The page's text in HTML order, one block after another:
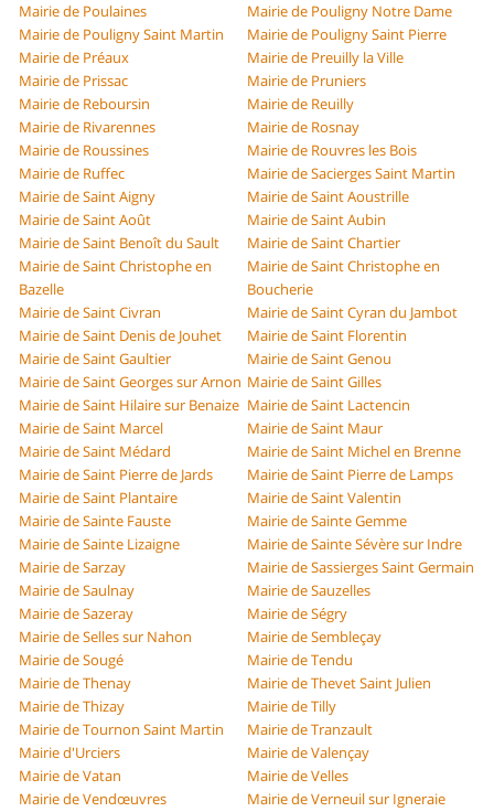
Mairie de Poulaines
Mairie de Pouligny Notre Dame
Mairie de Pouligny Saint Martin
Mairie de Pouligny Saint Pierre
Mairie de Préaux
Mairie de Preuilly la Ville
Mairie de Prissac
Mairie de Pruniers
Mairie de Reboursin
Mairie de Reuilly
Mairie de Rivarennes
Mairie de Rosnay
Mairie de Roussines
Mairie de Rouvres les Bois
Mairie de Ruffec
Mairie de Sacierges Saint Martin
Mairie de Saint Aigny
Mairie de Saint Aoustrille
Mairie de Saint Août
Mairie de Saint Aubin
Mairie de Saint Benoît du Sault
Mairie de Saint Chartier
Mairie de Saint Christophe en
Bazelle
Mairie de Saint Christophe en
Boucherie
Mairie de Saint Civran
Mairie de Saint Cyran du Jambot
Mairie de Saint Denis de Jouhet
Mairie de Saint Florentin
Mairie de Saint Gaultier
Mairie de Saint Genou
Mairie de Saint Georges sur Arnon Mairie de Saint Gilles
Mairie de Saint Hilaire sur Benaize Mairie de Saint Lactencin
Mairie de Saint Marcel
Mairie de Saint Maur
Mairie de Saint Médard
Mairie de Saint Michel en Brenne
Mairie de Saint Pierre de Jards
Mairie de Saint Pierre de Lamps
Mairie de Saint Plantaire
Mairie de Saint Valentin
Mairie de Sainte Fauste
Mairie de Sainte Gemme
Mairie de Sainte Lizaigne
Mairie de Sainte Sévère sur Indre
Mairie de Sarzay
Mairie de Sassierges Saint Germain
Mairie de Saulnay
Mairie de Sauzelles
Mairie de Sazeray
Mairie de Ségry
Mairie de Selles sur Nahon
Mairie de Sembleçay
Mairie de Sougé
Mairie de Tendu
Mairie de Thenay
Mairie de Thevet Saint Julien
Mairie de Thizay
Mairie de Tilly
Mairie de Tournon Saint Martin
Mairie de Tranzault
Mairie d'Urciers
Mairie de Valençay
Mairie de Vatan
Mairie de Velles
Mairie de Vendœuvres
Mairie de Verneuil sur Igneraie